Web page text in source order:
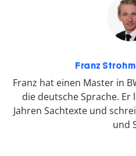
Franz
Franz hat einen Master in
die deutsche Sprache.
Jahren Sachtexte und
und